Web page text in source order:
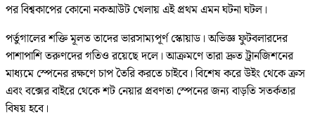
পর বিশ্বকাপের কোনো নকআউট খেলায় এই প্রথম এমন ঘটনা ঘটল।
পর্তুগালের শক্তি মূলত তাদের ভারসাম্যপূর্ণ স্কোয়াড। অভিজ্ঞ ফুটবলারদের
পাশাপাশি তরুণদের গতিও রয়েছে দলে। আক্রমণে তারা দ্রুত ট্রানজিশনের
মাধ্যমে স্পেনের রক্ষণে চাপ তৈরি করতে চাইবে। বিশেষ করে উইং থেকে ক্রস
এবং বক্সের বাইরে থেকে শট নেয়ার প্রবণতা স্পেনের জন্য বাড়তি সতর্কতার
বিষয় হবে।